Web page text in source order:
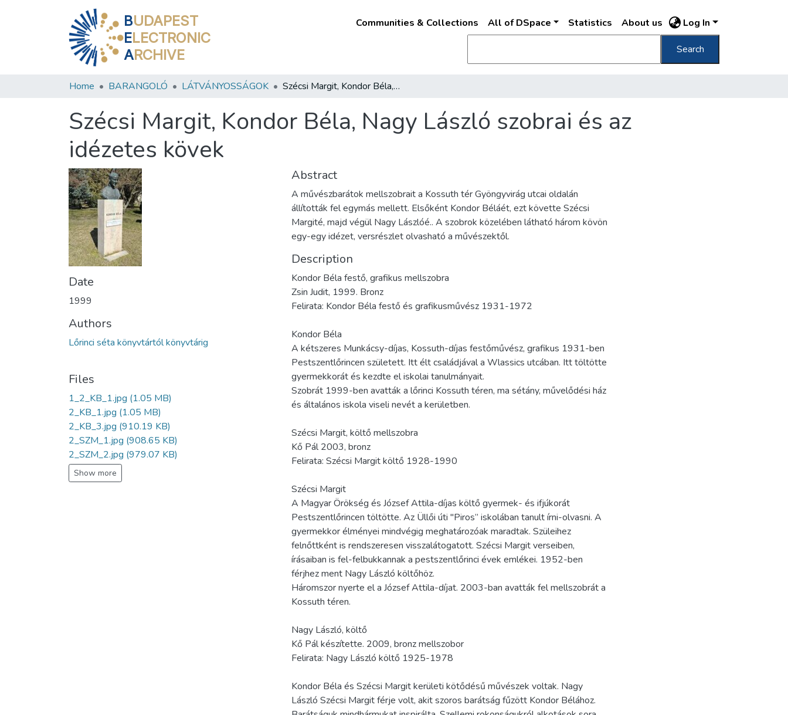
BUDAPEST
ELECTRONIC
ARCHIVE
Communities & Collections All of DSpace Statistics About us Log In
Search
Home BARANGOLÓ LÁTVÁNYOSSÁGOK Szécsi Margit, Kondor Béla, Nagy László szobrai és az idézetes kövek
Szécsi Margit, Kondor Béla, Nagy László szobrai és az
idézetes kövek
Date
1999
Authors
Lőrinci séta könyvtártól könyvtárig
Files
1_2_KB_1.jpg (1.05 MB)
2_KB_1.jpg (1.05 MB)
2_KB_3.jpg (910.19 KB)
2_SZM_1.jpg (908.65 KB)
2_SZM_2.jpg (979.07 KB)
Show more
Abstract
A művészbarátok mellszobrait a Kossuth tér Gyöngyvirág utcai oldalán
állították fel egymás mellett. Elsőként Kondor Béláét, ezt követte Szécsi
Margité, majd végül Nagy Lászlóé.. A szobrok közelében látható három kövön
egy-egy idézet, versrészlet olvasható a művészektől.
Description
Kondor Béla festő, grafikus mellszobra
Zsin Judit, 1999. Bronz
Felirata: Kondor Béla festő és grafikusművész 1931-1972
Kondor Béla
A kétszeres Munkácsy-díjas, Kossuth-díjas festőművész, grafikus 1931-ben
Pestszentlőrincen született. Itt élt családjával a Wlassics utcában. Itt töltötte
gyermekkorát és kezdte el iskolai tanulmányait.
Szobrát 1999-ben avatták a lőrinci Kossuth téren, ma sétány, művelődési ház
és általános iskola viseli nevét a kerületben.
Szécsi Margit, költő mellszobra
Kő Pál 2003, bronz
Felirata: Szécsi Margit költő 1928-1990
Szécsi Margit
A Magyar Örökség és József Attila-díjas költő gyermek- és ifjúkorát
Pestszentlőrincen töltötte. Az Üllői úti "Piros” iskolában tanult írni-olvasni. A
gyermekkor élményei mindvégig meghatározóak maradtak. Szüleihez
felnőttként is rendszeresen visszalátogatott. Szécsi Margit verseiben,
írásaiban is fel-felbukkannak a pestszentlőrinci évek emlékei. 1952-ben
férjhez ment Nagy László költőhöz.
Háromszor nyerte el a József Attila-díjat. 2003-ban avatták fel mellszobrát a
Kossuth téren.
Nagy László, költő
Kő Pál készítette. 2009, bronz mellszobor
Felirata: Nagy László költő 1925-1978
Kondor Béla és Szécsi Margit kerületi kötődésű művészek voltak. Nagy
László Szécsi Margit férje volt, akit szoros barátság fűzött Kondor Bélához.